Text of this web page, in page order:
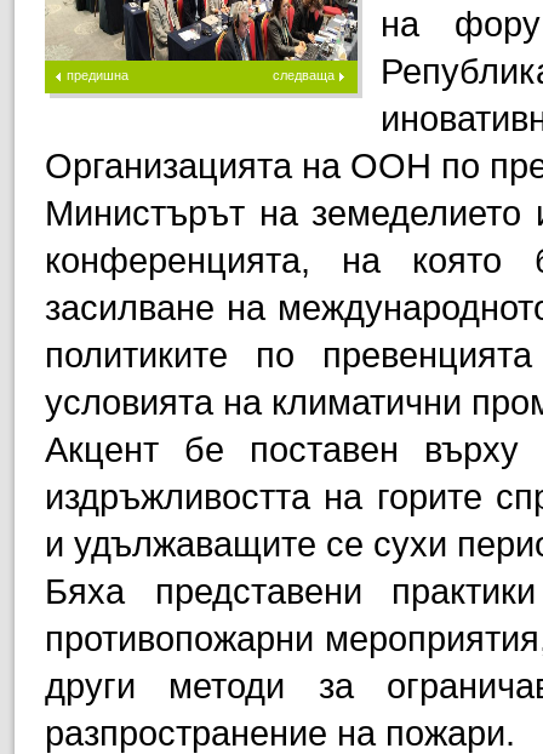
предишна следваща
на
Организацията на ООН по
Министърът на
конференцията, на която
засилване на
политиките по
условията на климатични
Акцент бе поставен върху
издръжливостта на горите
и удължаващите се сухи
Бяха представени
противопожарни
други методи за
разпространение на пожари.